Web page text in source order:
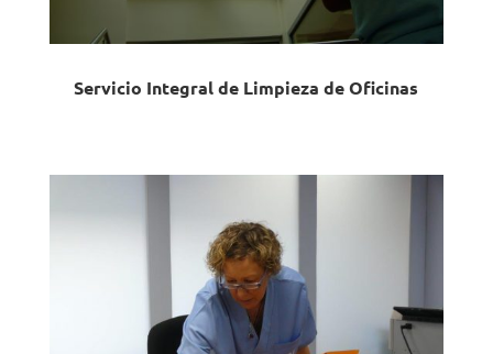
Servicio Integral de Limpieza de Oficinas